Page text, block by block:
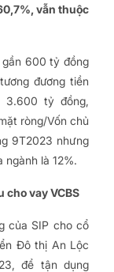
vẫn thuộc
600 tỷ đồng
đương tiền
3.600 tỷ đồng,
ròng/Vốn chủ
9T2023 nhưng
là 12%.
cho vay VCBS
của SIP cho cổ
Đô thị An Lộc
để tận dụng